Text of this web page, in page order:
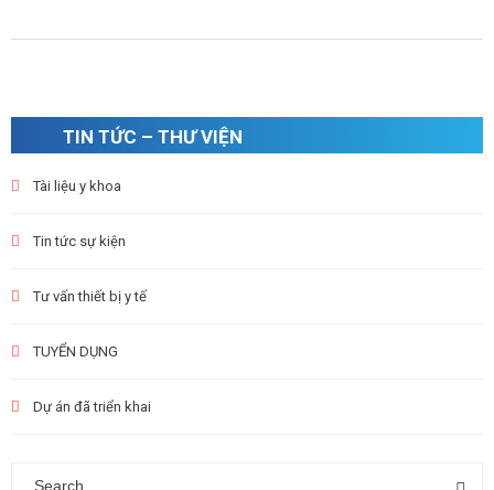
TIN TỨC – THƯ VIỆN
Tài liệu y khoa
Tin tức sự kiện
Tư vấn thiết bị y tế
TUYỂN DỤNG
Dự án đã triển khai